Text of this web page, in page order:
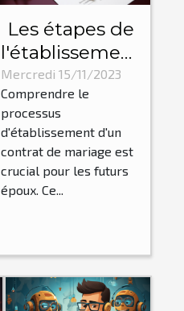
Les étapes de
l'établissement
d'un contrat
de mariage par
un notaire
Mercredi 15/11/2023
Comprendre le
processus
d'établissement d'un
contrat de mariage est
crucial pour les futurs
époux. Ce...